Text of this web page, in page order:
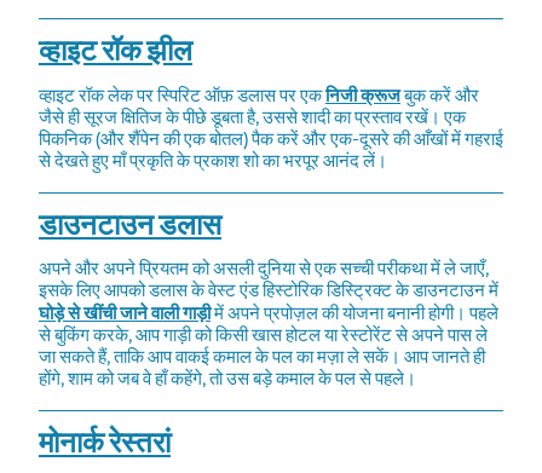
व्हाइट रॉक झील
व्हाइट रॉक लेक पर स्पिरिट ऑफ़ डलास पर एकनिजी क्रूजबुक करें और
जैसे ही सूरज क्षितिज के पीछे डूबता है, उससे शादी का प्रस्ताव रखें। एक
पिकनिक (और शैंपेन की एक बोतल) पैक करें और एक-दूसरे की आँखों में गहराई
से देखते हुए माँ प्रकृति के प्रकाश शो का भरपूर आनंद लें।
डाउनटाउन डलास
अपने और अपने प्रियतम को असली दुनिया से एक सच्ची परीकथा में ले जाएँ,
इसके लिए आपको डलास के वेस्ट एंड हिस्टोरिक डिस्ट्रिक्ट के डाउनटाउन में
घोड़े से खींची जाने वाली गाड़ीमें अपने प्रपोज़ल की योजना बनानी होगी। पहले
से बुकिंग करके, आप गाड़ी को किसी खास होटल या रेस्टोरेंट से अपने पास ले
जा सकते हैं, ताकि आप वाकई कमाल के पल का मज़ा ले सकें। आप जानते ही
होंगे, शाम को जब वे हाँ कहेंगे, तो उस बड़े कमाल के पल से पहले।
मोनार्क रेस्तरां